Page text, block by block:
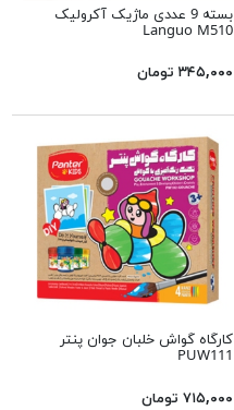
بسته 9 عددی ماژیک آکرولیک
Languo M510
۳۴۵,۰۰۰ تومان
کارگاه گواش خلبان جوان پنتر
PUW111
۷۱۵,۰۰۰ تومان